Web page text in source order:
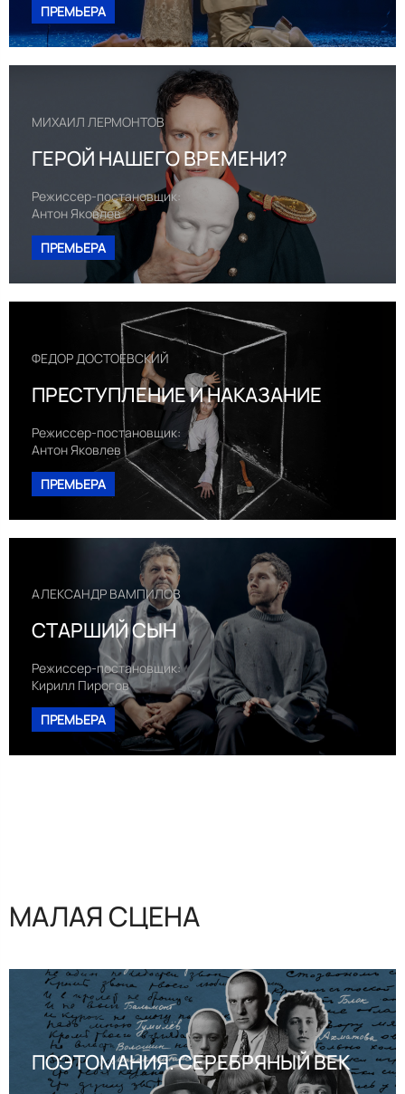
ПРЕМЬЕРА
МИХАИЛ ЛЕРМОНТОВ
ГЕРОЙ НАШЕГО ВРЕМЕНИ?
Режиссер-постановщик:
Антон Яковлев
ПРЕМЬЕРА
ФЕДОР ДОСТОЕВСКИЙ
ПРЕСТУПЛЕНИЕ И НАКАЗАНИЕ
Режиссер-постановщик:
Антон Яковлев
ПРЕМЬЕРА
АЛЕКСАНДР ВАМПИЛОВ
СТАРШИЙ СЫН
Режиссер-постановщик:
Кирилл Пирогов
ПРЕМЬЕРА
МАЛАЯ СЦЕНА
ПОЭТОМАНИЯ. СЕРЕБРЯНЫЙ ВЕК